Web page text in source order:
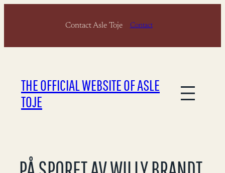
Contact Asle Toje Contact
THE OFFICIAL WEBSITE OF ASLE
TOJE